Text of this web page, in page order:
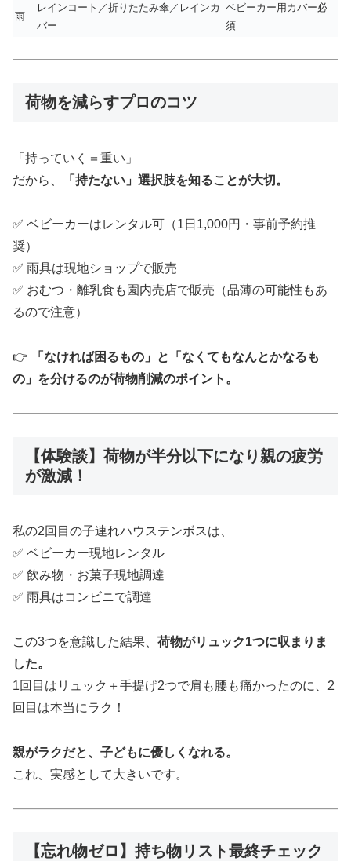
雨
レインコート／折りたたみ傘／レインカ
バー
ベビーカー用カバー必
須
荷物を減らすプロのコツ
「持っていく＝重い」
だから、
「持たない」選択肢を知ることが大切。
✅ ベビーカーはレンタル可（1日1,000円・事前予約推
奨）
✅ 雨具は現地ショップで販売
✅ おむつ・離乳食も園内売店で販売（品薄の可能性もあ
るので注意）
👉
「なければ困るもの」と「なくてもなんとかなるも
の」を分けるのが荷物削減のポイント。
【体験談】荷物が半分以下になり親の疲労
が激減！
私の2回目の子連れハウステンボスは、
✅ ベビーカー現地レンタル
✅ 飲み物・お菓子現地調達
✅ 雨具はコンビニで調達
この3つを意識した結果、 荷物がリュック1つに収まりま
した。
1回目はリュック＋手提げ2つで肩も腰も痛かったのに、2
回目は本当にラク！
親がラクだと、子どもに優しくなれる。
これ、実感として大きいです。
【忘れ物ゼロ】持ち物リスト最終チェック